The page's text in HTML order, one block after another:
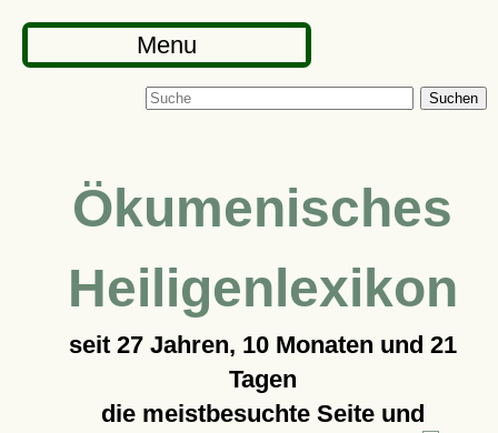
Menu
Suchen
Ökumenisches
Heiligenlexikon
seit 27 Jahren, 10 Monaten und 21
Tagen
die meistbesuchte Seite und